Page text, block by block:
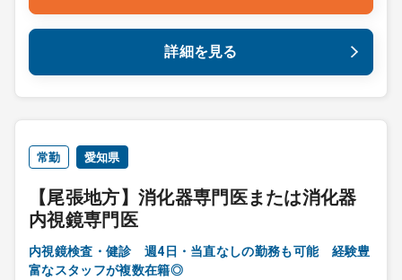
詳細を見る
常勤 愛知県
【尾張地方】消化器専門医または消化器
内視鏡専門医
内視鏡検査・健診 週4日・当直なしの勤務も可能 経験豊
富なスタッフが複数在籍◎